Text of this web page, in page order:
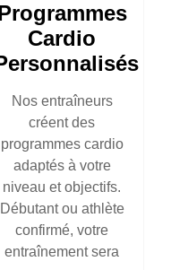
Cardio
Nos entraîneurs
créent des
programmes cardio
adaptés à votre
niveau et objectifs.
Débutant ou athlète
confirmé, votre
entraînement sera